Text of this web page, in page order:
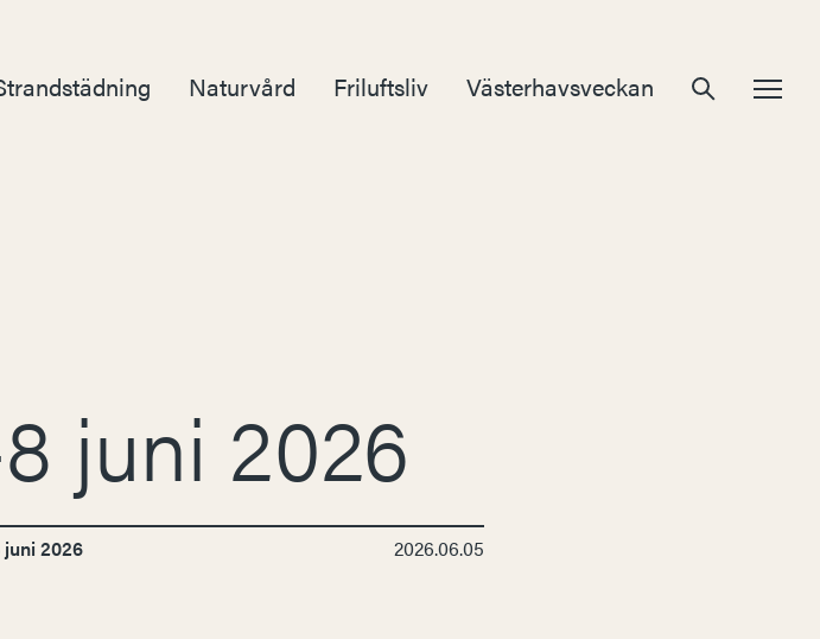
Naturvård Friluftsliv Västerhavsveckan
juni 2026
2026 2026.06.05